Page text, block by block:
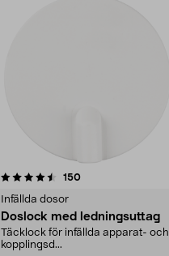
150recensioner
Infällda dosor
Doslock med ledningsuttag
Täcklock för infällda apparat- och
kopplingsd...
5.0 av 5 stjärnor